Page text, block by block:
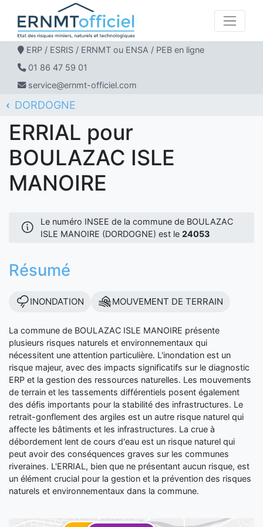
ERP / ESRIS / ERNMT ou ENSA / PEB en ligne
01 86 47 59 01
service@ernmt-officiel.com
ERNMT Officiel
ERRIAL
DORDOGNE
BOULAZAC ISLE MANOIRE
ERRIAL pour
BOULAZAC ISLE
MANOIRE
Le numéro INSEE de la commune de BOULAZAC
ISLE MANOIRE (DORDOGNE) est le 24053
Résumé
INONDATION MOUVEMENT DE TERRAIN
La commune de BOULAZAC ISLE MANOIRE présente
plusieurs risques naturels et environnementaux qui
nécessitent une attention particulière. L'inondation est un
risque majeur, avec des impacts significatifs sur le diagnostic
ERP et la gestion des ressources naturelles. Les mouvements
de terrain et les tassements différentiels posent également
des défis importants pour la stabilité des infrastructures. Le
retrait-gonflement des argiles est un autre risque naturel qui
affecte les bâtiments et les infrastructures. La crue à
débordement lent de cours d'eau est un risque naturel qui
peut avoir des conséquences graves sur les communes
riveraines. L'ERRIAL, bien que ne présentant aucun risque, est
un élément crucial pour la gestion et la prévention des risques
naturels et environnementaux dans la commune.